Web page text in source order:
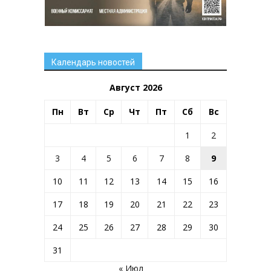
Календарь новостей
Август 2026
Пн Вт Ср Чт Пт Сб Вс
1
2
3
4 5 6 7 8
9
10
11 12 13 14 15
16
17
18 19 20 21 22
23
24
25 26 27 28 29
30
31
« Июл